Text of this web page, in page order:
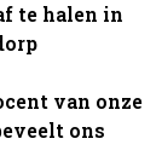
te halen in
van onze
ons